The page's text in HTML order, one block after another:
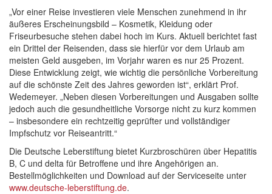
„Vor einer Reise investieren viele Menschen zunehmend in ihr
äußeres Erscheinungsbild – Kosmetik, Kleidung oder
Friseurbesuche stehen dabei hoch im Kurs. Aktuell berichtet fast
ein Drittel der Reisenden, dass sie hierfür vor dem Urlaub am
meisten Geld ausgeben, im Vorjahr waren es nur 25 Prozent.
Diese Entwicklung zeigt, wie wichtig die persönliche Vorbereitung
auf die schönste Zeit des Jahres geworden ist“, erklärt Prof.
Wedemeyer. „Neben diesen Vorbereitungen und Ausgaben sollte
jedoch auch die gesundheitliche Vorsorge nicht zu kurz kommen
– insbesondere ein rechtzeitig geprüfter und vollständiger
Impfschutz vor Reiseantritt.“
Die Deutsche Leberstiftung bietet Kurzbroschüren über Hepatitis
B, C und delta für Betroffene und ihre Angehörigen an.
Bestellmöglichkeiten und Download auf der Serviceseite unter
www.deutsche-leberstiftung.de.